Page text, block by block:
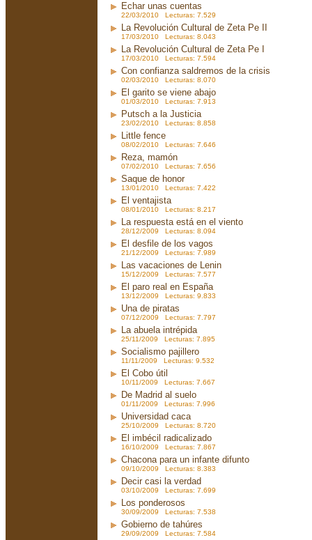
Echar unas cuentas
22/03/2010 Lecturas: 7.529
La Revolución Cultural de Zeta Pe II
17/03/2010 Lecturas: 8.043
La Revolución Cultural de Zeta Pe I
17/03/2010 Lecturas: 7.594
Con confianza saldremos de la crisis
02/03/2010 Lecturas: 8.070
El garito se viene abajo
01/03/2010 Lecturas: 7.913
Putsch a la Justicia
23/02/2010 Lecturas: 8.858
Little fence
08/02/2010 Lecturas: 7.646
Reza, mamón
07/02/2010 Lecturas: 7.656
Saque de honor
13/01/2010 Lecturas: 7.422
El ventajista
08/01/2010 Lecturas: 8.217
La respuesta está en el viento
28/12/2009 Lecturas: 8.094
El desfile de los vagos
21/12/2009 Lecturas: 7.989
Las vacaciones de Lenin
15/12/2009 Lecturas: 7.577
El paro real en España
13/12/2009 Lecturas: 9.833
Una de piratas
07/12/2009 Lecturas: 7.797
La abuela intrépida
25/11/2009 Lecturas: 7.895
Socialismo pajillero
11/11/2009 Lecturas: 9.532
El Cobo útil
10/11/2009 Lecturas: 7.667
De Madrid al suelo
01/11/2009 Lecturas: 7.996
Universidad caca
25/10/2009 Lecturas: 8.720
El imbécil radicalizado
16/10/2009 Lecturas: 7.867
Chacona para un infante difunto
09/10/2009 Lecturas: 8.383
Decir casi la verdad
03/10/2009 Lecturas: 7.699
Los ponderosos
30/09/2009 Lecturas: 7.538
Gobierno de tahúres
29/09/2009 Lecturas: 7.584